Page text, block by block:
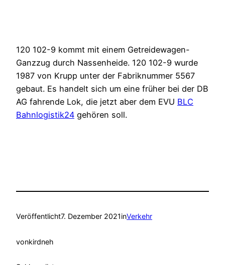
120 102-9 kommt mit einem Getreidewagen-
Ganzzug durch Nassenheide. 120 102-9 wurde
1987 von Krupp unter der Fabriknummer 5567
gebaut. Es handelt sich um eine früher bei der DB
AG fahrende Lok, die jetzt aber dem EVU BLC
Bahnlogistik24 gehören soll.
Veröffentlicht7. Dezember 2021inVerkehr
vonkirdneh